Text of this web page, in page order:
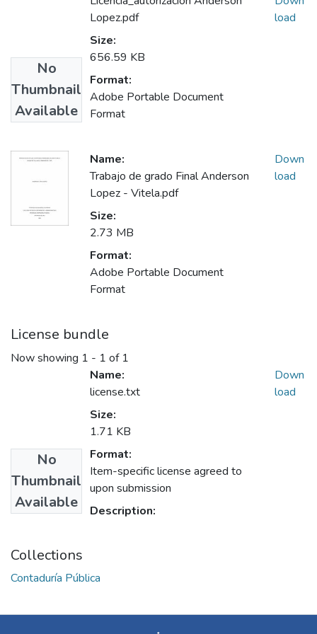
No
Thumbnail
Available
Lopez.pdf
Size:
656.59 KB
Format:
Adobe Portable Document
Format
load
Name:
Trabajo de grado Final Anderson
Lopez - Vitela.pdf
Size:
2.73 MB
Format:
Adobe Portable Document
Format
Down
load
License bundle
Now showing 1 - 1 of 1
No
Thumbnail
Available
Name:
license.txt
Size:
1.71 KB
Format:
Item-specific license agreed to
upon submission
Description:
Down
load
Collections
Contaduría Pública